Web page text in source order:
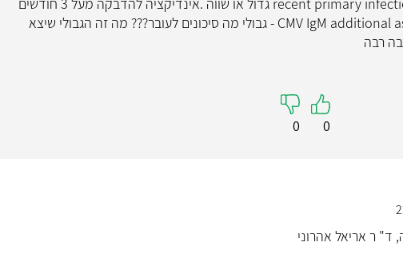
CMV IgM (Screen)- חיובי חלש CMV IgM additional assay - גבולי מה סיכונים לעובר??? מה זה הגבולי שיצא
רבה
0
0
ר אריאל אהרוני